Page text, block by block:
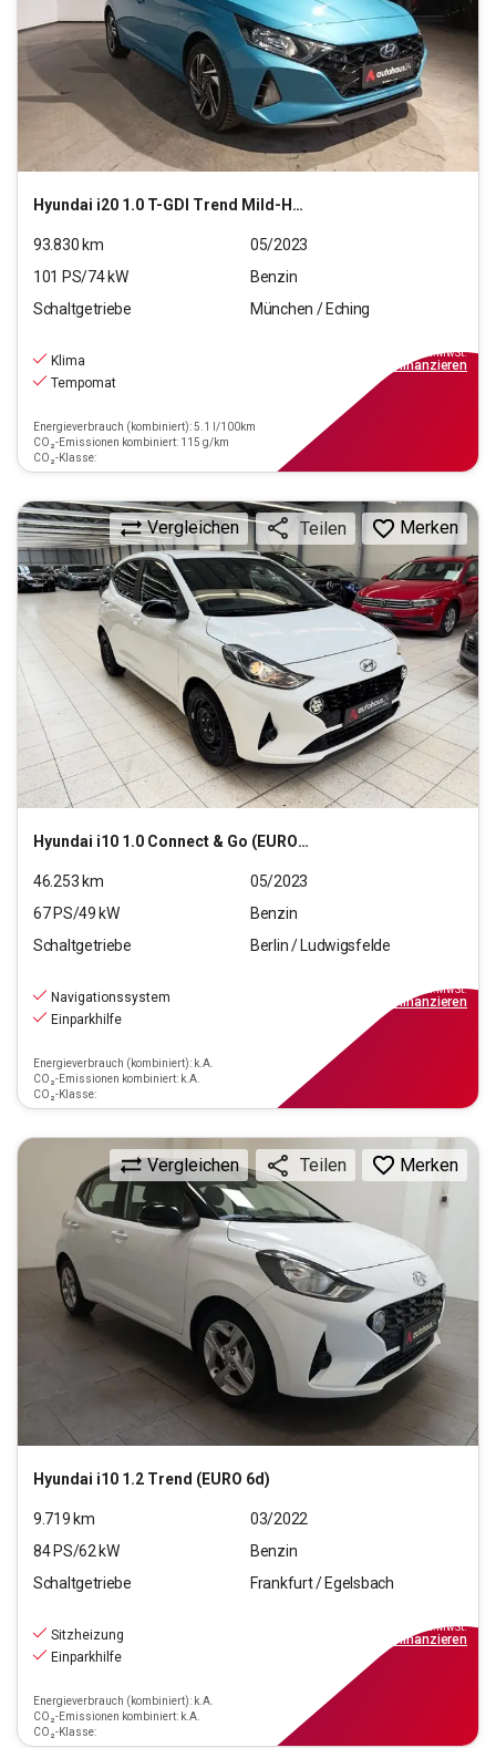
Hyundai i20 1.0 T-GDI Trend Mild-Hybrid
93.830 km
05/2023
101 PS/74kW
Benzin
Schaltgetriebe
München / Eching
Klima
Tempomat
Energieverbrauch (kombiniert): 5.1 l/100km
CO₂-Emissionen kombiniert: 115 g/km
CO₂-Klasse:
inkl.MwSt.
finanzieren
Hyundai i10 1.0 Connect & Go (EURO 6d)
Vergleichen Teilen Merken
46.253 km
05/2023
67PS/49 kW
Benzin
Schaltgetriebe
Berlin / Ludwigsfelde
Navigationssystem
Einparkhilfe
Energieverbrauch (kombiniert): k.A.
CO₂-Emissionen kombiniert: k.A.
CO₂-Klasse:
inkl.MwSt.
finanzieren
Hyundai i10 1.2 Trend (EURO 6d)
Vergleichen Teilen Merken
9.719km
03/2022
84PS/62kW
Benzin
Schaltgetriebe
Frankfurt / Egelsbach
Sitzheizung
Einparkhilfe
Energieverbrauch (kombiniert): k.A.
CO₂-Emissionen kombiniert: k.A.
CO₂-Klasse:
inkl.MwSt.
finanzieren